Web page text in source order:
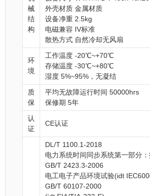
械
结
构
外壳材质 金属材质
设备净重 2.5kg
电磁兼容 IV标准
散热方式 自然冷却无风扇
环
境
工作温度 -20℃~+70℃
存储温度 -30℃~+80℃
湿度 5%~95%，无凝结
质
保
平均无故障运行时间 50000hrs
保修期 5年
认
证
CE认证
DL/T 1100.1-2018
电力系统时间同步系统第一部分
GB/T 2423.3-2006
电工电子产品环境试验(idt
GB/T 60107-2000